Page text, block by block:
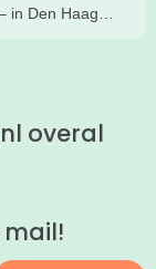
in Den Haag
overal